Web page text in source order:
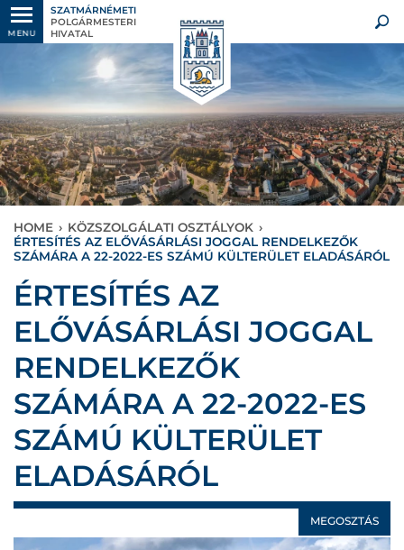
MENU
SZATMÁRNÉMETI
POLGÁRMESTERI
HIVATAL
HOME › KÖZSZOLGÁLATI OSZTÁLYOK ›
ÉRTESÍTÉS AZ ELŐVÁSÁRLÁSI JOGGAL RENDELKEZŐK
SZÁMÁRA A 22-2022-ES SZÁMÚ KÜLTERÜLET ELADÁSÁRÓL
ÉRTESÍTÉS AZ
ELŐVÁSÁRLÁSI JOGGAL
RENDELKEZŐK
SZÁMÁRA A 22-2022-ES
SZÁMÚ KÜLTERÜLET
ELADÁSÁRÓL
MEGOSZTÁS